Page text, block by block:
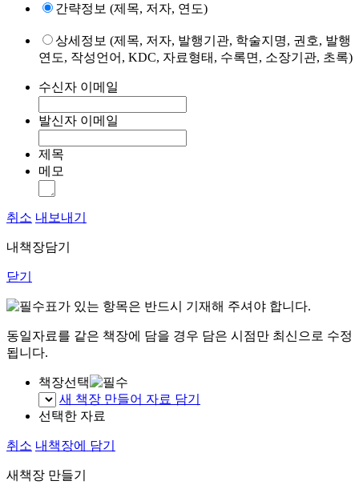
간략정보 (제목, 저자, 연도)
상세정보 (제목, 저자, 발행기관, 학술지명, 권호, 발행
연도, 작성언어, KDC, 자료형태, 수록면, 소장기관, 초록)
수신자 이메일
발신자 이메일
제목
메모
취소 내보내기
내책장담기
닫기
표가 있는 항목은 반드시 기재해 주셔야 합니다.
동일자료를 같은 책장에 담을 경우 담은 시점만 최신으로 수정
됩니다.
책장선택
새 책장 만들어 자료 담기
선택한 자료
취소 내책장에 담기
새책장 만들기